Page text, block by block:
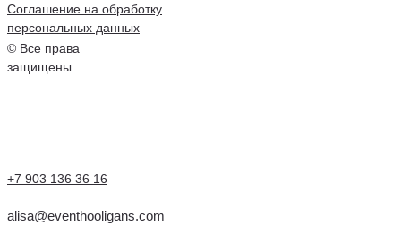
Соглашение на обработку
персональных данных
© Все права
защищены
+7 903 136 36 16
alisa@eventhooligans.com